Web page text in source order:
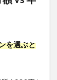
を選ぶと